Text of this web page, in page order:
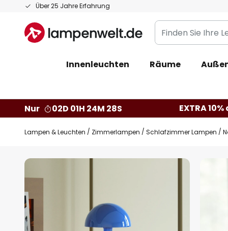
Über 25 Jahre Erfahrung
Zum
springen
Finden
Sie
Leuchte...
Innenleuchten Räume
Nur 02D 01H 24M 27S EXTRA
Lampen & Leuchten Zimmerlampen Schlafzimmer Lampen
Zum
Ende
der
Bildgalerie
springen